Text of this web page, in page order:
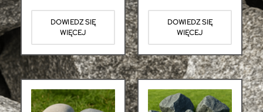
DOWIEDZ SIĘ
WIĘCEJ
DOWIEDZ SIĘ
WIĘCEJ